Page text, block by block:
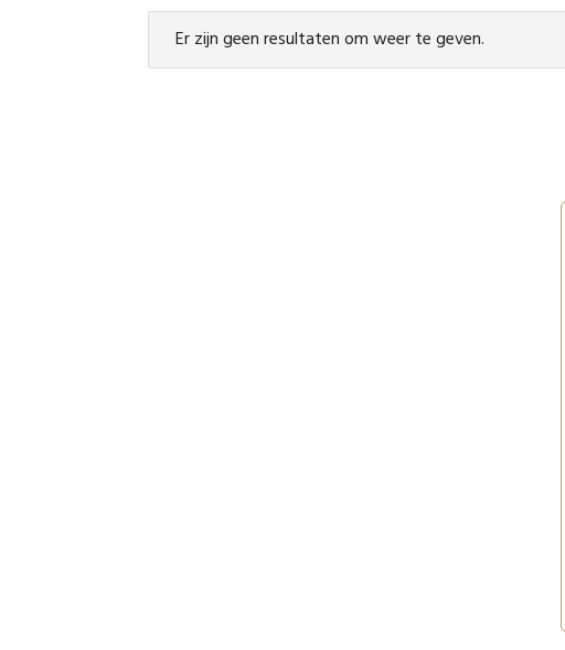
Er zijn geen resultaten om weer te geven.